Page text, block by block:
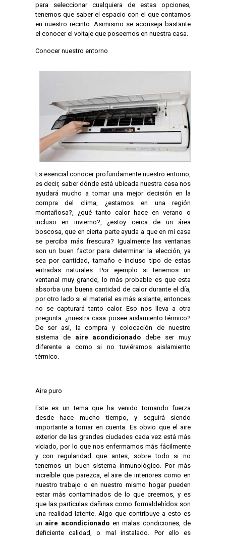
para seleccionar cualquiera de estas opciones,
tenemos que saber el espacio con el que contamos
en nuestro recinto. Asimismo se aconseja bastante
el conocer el voltaje que poseemos en nuestra casa.
Conocer nuestro entorno
Es esencial conocer profundamente nuestro entorno,
es decir, saber dónde está ubicada nuestra casa nos
ayudará mucho a tomar una mejor decisión en la
compra del clima, ¿estamos en una región
montañosa?, ¿qué tanto calor hace en verano o
incluso en invierno?, ¿estoy cerca de un área
boscosa, que en cierta parte ayuda a que en mi casa
se perciba más frescura? Igualmente las ventanas
son un buen factor para determinar la elección, ya
sea por cantidad, tamaño e incluso tipo de estas
entradas naturales. Por ejemplo si tenemos un
ventanal muy grande, lo más probable es que esta
absorba una buena cantidad de calor durante el día,
por otro lado si el material es más aislante, entonces
no se capturará tanto calor. Eso nos lleva a otra
pregunta: ¿nuestra casa posee aislamiento térmico?
De ser así, la compra y colocación de nuestro
sistema de aire acondicionado debe ser muy
diferente a como si no tuviéramos aislamiento
térmico.
Aire puro
Este es un tema que ha venido tomando fuerza
desde hace mucho tiempo, y seguirá siendo
importante a tomar en cuenta. Es obvio que el aire
exterior de las grandes ciudades cada vez está más
viciado, por lo que nos enfermamos más fácilmente
y con regularidad que antes, sobre todo si no
tenemos un buen sistema inmunológico. Por más
increíble que parezca, el aire de interiores como en
nuestro trabajo o en nuestro mismo hogar pueden
estar más contaminados de lo que creemos, y es
que las partículas dañinas como formaldehídos son
una realidad latente. Algo que contribuye a esto es
un aire acondicionadoen malas condiciones, de
deficiente calidad, o mal instalado. Por ello es